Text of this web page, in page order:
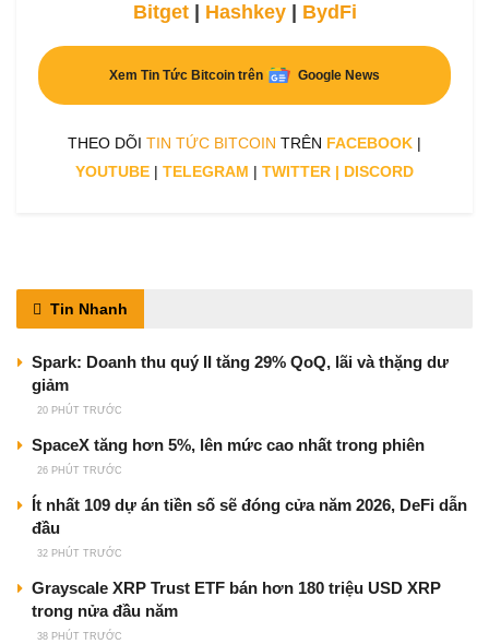
Bitget| Hashkey| BydFi
Xem Tin Tức Bitcoin trên Google News
THEO DÕI TIN TỨC BITCOIN TRÊN FACEBOOK |
YOUTUBE | TELEGRAM | TWITTER | DISCORD
Tin Nhanh
Spark: Doanh thu quý II tăng 29% QoQ, lãi và thặng dư
giảm
20 PHÚT TRƯỚC
SpaceX tăng hơn 5%, lên mức cao nhất trong phiên
26 PHÚT TRƯỚC
Ít nhất 109 dự án tiền số sẽ đóng cửa năm 2026, DeFi dẫn
đầu
32 PHÚT TRƯỚC
Grayscale XRP Trust ETF bán hơn 180 triệu USD XRP
trong nửa đầu năm
38 PHÚT TRƯỚC